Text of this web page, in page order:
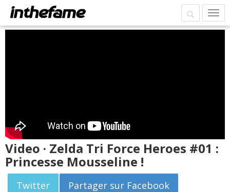
Video · Zelda Tri Force Heroes #01 :
Princesse Mousseline !
Twitter
Partager sur Facebook